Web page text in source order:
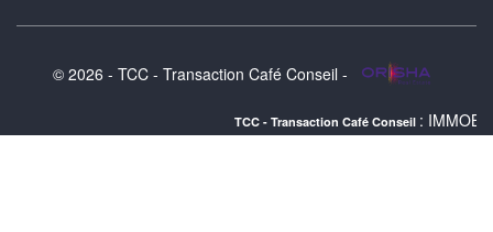
© 2026 - TCC - Transaction Café Conseil -
TCC - Transaction Café Conseil : IMMOBILIER